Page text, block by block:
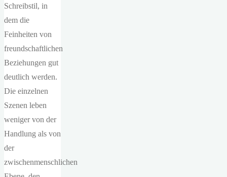
Schreibstil, in
dem die
Feinheiten von
freundschaftlichen
Beziehungen gut
deutlich werden.
Die einzelnen
Szenen leben
weniger von der
Handlung als von
der
zwischenmenschlichen